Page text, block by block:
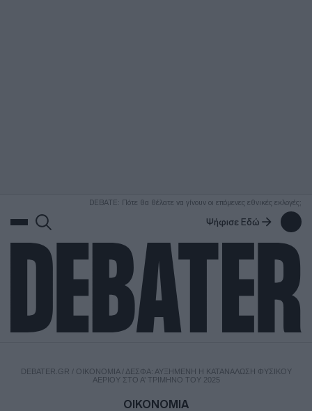
DEBATE: Πότε θα θέλατε να γίνουν οι επόμενες εθνικές εκλογές;
Ψήφισε Εδώ
DEBATER.GR / ΟΙΚΟΝΟΜΙΑ/ ΔΕΣΦΑ: ΑΥΞΗΜΈΝΗ Η ΚΑΤΑΝΆΛΩΣΗ ΦΥΣΙΚΟΎ
ΑΕΡΊΟΥ ΣΤΟ Α’ ΤΡΊΜΗΝΟ ΤΟΥ 2025
ΟΙΚΟΝΟΜΙΑ